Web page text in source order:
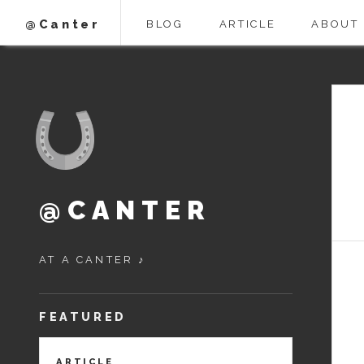
@Canter BLOG ARTICLE ABOUT
@CANTER
AT A CANTER ♪
FEATURED